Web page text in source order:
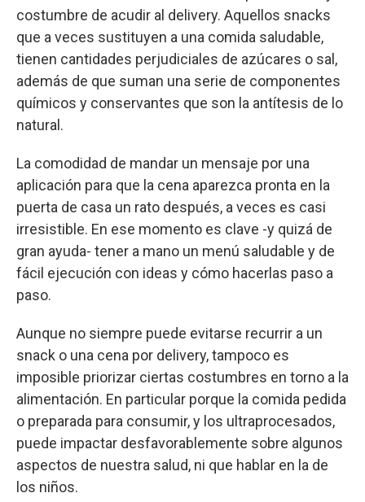
costumbre de acudir al delivery. Aquellos snacks
que a veces sustituyen a una comida saludable,
tienen cantidades perjudiciales de azúcares o sal,
además de que suman una serie de componentes
químicos y conservantes que son la antítesis de lo
natural.
La comodidad de mandar un mensaje por una
aplicación para que la cena aparezca pronta en la
puerta de casa un rato después, a veces es casi
irresistible. En ese momento es clave -y quizá de
gran ayuda- tener a mano un menú saludable y de
fácil ejecución con ideas y cómo hacerlas paso a
paso.
Aunque no siempre puede evitarse recurrir a un
snack o una cena por delivery, tampoco es
imposible priorizar ciertas costumbres en torno a la
alimentación. En particular porque la comida pedida
o preparada para consumir, y los ultraprocesados,
puede impactar desfavorablemente sobre algunos
aspectos de nuestra salud, ni que hablar en la de
los niños.